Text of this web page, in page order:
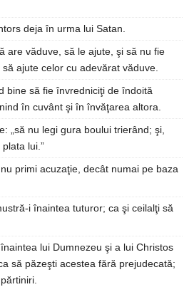
deja în urma lui Satan.
are văduve, să le ajute, şi să nu fie
ajute celor cu adevărat văduve.
bine să fie învredniciţi de îndoită
în cuvânt şi în învăţarea altora.
„să nu legi gura boului trierând; şi,
lui.”
primi acuzaţie, decât numai pe baza
i înaintea tuturor; ca şi ceilalţi să
lui Dumnezeu şi a lui Christos
să păzeşti acestea fără prejudecată;